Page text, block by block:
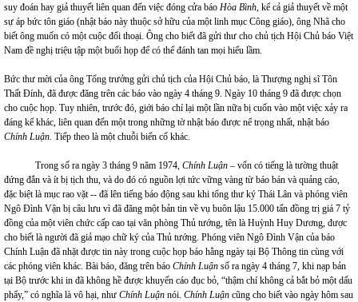
suy đoán hay giả thuyết liên quan đến việc đóng cửa báo Hòa Bình, kể cả giả thuyết về một
sự áp bức tôn giáo (nhật báo này thuộc sở hữu của một linh mục Công giáo), ông Nhã cho
biết ông muốn có một cuộc đối thoại. Ông cho biết đã gửi thư cho chủ tịch Hội Chủ báo Việt
Nam đề nghị triệu tập một buổi họp để có thể đánh tan mọi hiểu lầm.
Bức thư mời của ông Tổng trưởng gửi chủ tịch của Hội Chủ báo, là Thượng nghị sĩ Tôn
Thất Đính, đã được đăng trên các báo vào ngày 4 tháng 9. Ngày 10 tháng 9 đã được chọn
cho cuộc họp. Tuy nhiên, trước đó, giới báo chí lại một lần nữa bị cuốn vào một việc xảy ra
đáng kể khác, liên quan đến một trong những tờ nhật báo được nể trọng nhất, nhật báo
Chính Luận. Tiếp theo là một chuỗi biến cố khác.
Trong số ra ngày 3 tháng 9 năm 1974, Chính Luận – vốn có tiếng là tường thuật
đứng đắn và ít bị tịch thu, và do đó có nguồn lợi tức vững vàng từ báo bán và quảng cáo,
đặc biệt là mục rao vặt -- đã lên tiếng báo động sau khi tổng thư ký Thái Lân và phóng viên
Ngô Đình Vận bị câu lưu vì đã đăng một bản tin về vụ buôn lậu 15.000 tấn đồng trị giá 7 tỷ
đồng của một viên chức cấp cao tại văn phòng Thủ tướng, tên là Huỳnh Huy Dương, được
cho biết là người đã giả mạo chữ ký của Thủ tướng. Phóng viên Ngô Đình Vận của báo
Chính Luận đã nhặt được tin này trong cuộc họp báo hằng ngày tại Bộ Thông tin cùng với
các phóng viên khác. Bài báo, đăng trên báo Chính Luận số ra ngày 4 tháng 7, khi nạp bản
tại Bộ trước khi in đã không hề được khuyến cáo đục bỏ, “thậm chí không cả bắt bỏ một dấu
phẩy,” có nghĩa là vô hại, như Chính Luận nói. Chính Luận cũng cho biết vào ngày hôm sau